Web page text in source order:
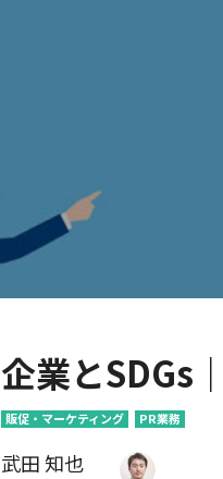
企業とSDGs
販促・マーケティング PR業務
武田 知也